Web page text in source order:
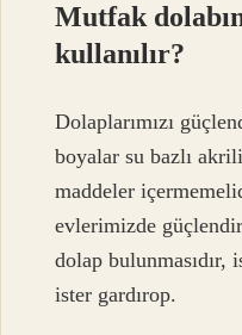
Mutfak
kullanılır?
Dolaplarımızı
boyalar su bazlı
maddeler
evlerimizde
dolap bulunmasıdır,
ister gardırop.